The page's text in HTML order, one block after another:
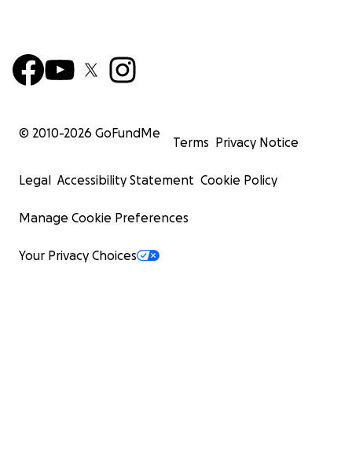
© 2010-2026 GoFundMe
Terms Privacy Notice
Legal Accessibility Statement Cookie Policy
Manage Cookie Preferences
Your Privacy Choices